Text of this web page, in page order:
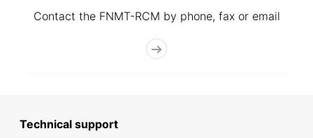
Contact the FNMT-RCM by phone, fax or email
Technical support